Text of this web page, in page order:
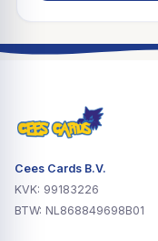
Cees Cards B.V.
KVK: 99183226
BTW: NL868849698B01